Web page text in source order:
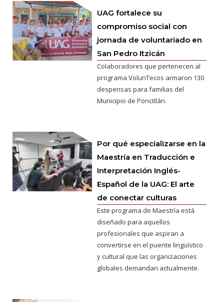
UAG fortalece su
compromiso social con
jornada de voluntariado en
San Pedro Itzicán
Colaboradores que pertenecen al
programa VolunTecos armaron 130
despensas para familias del
Municipio de Poncitlán.
Por qué especializarse en la
Maestría en Traducción e
Interpretación Inglés-
Español de la UAG: El arte
de conectar culturas
Este programa de Maestría está
diseñado para aquellos
profesionales que aspiran a
convertirse en el puente lingüístico
y cultural que las organizaciones
globales demandan actualmente.